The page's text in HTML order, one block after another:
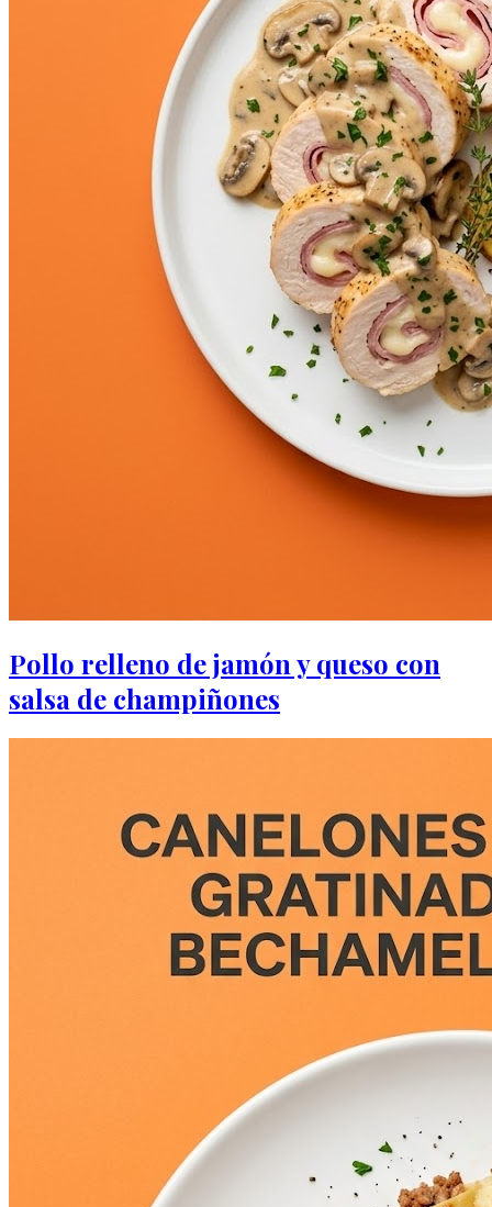
Pollo relleno de jamón y queso con
salsa de champiñones